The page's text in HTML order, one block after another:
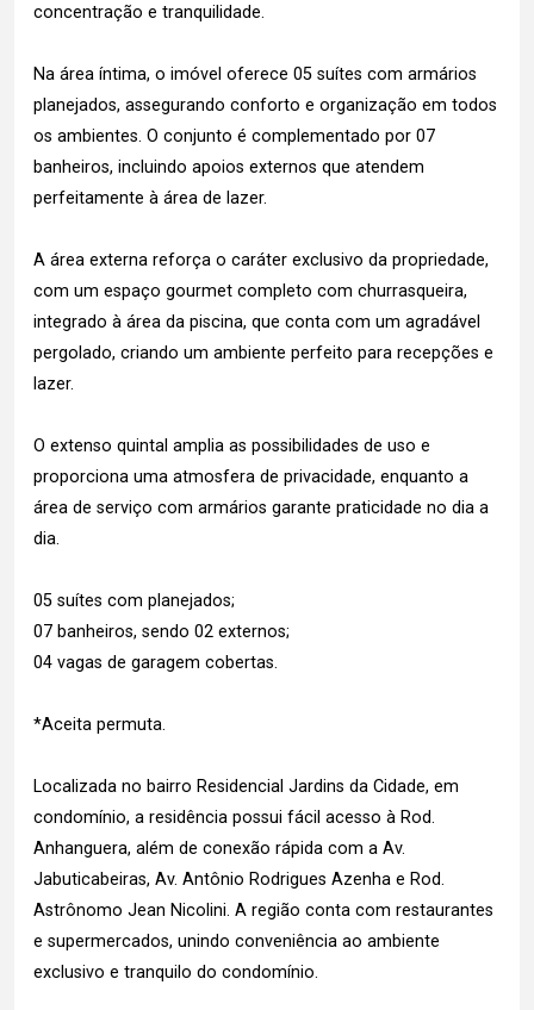
concentração e tranquilidade.
Na área íntima, o imóvel oferece 05 suítes com armários
planejados, assegurando conforto e organização em todos
os ambientes. O conjunto é complementado por 07
banheiros, incluindo apoios externos que atendem
perfeitamente à área de lazer.
A área externa reforça o caráter exclusivo da propriedade,
com um espaço gourmet completo com churrasqueira,
integrado à área da piscina, que conta com um agradável
pergolado, criando um ambiente perfeito para recepções e
lazer.
O extenso quintal amplia as possibilidades de uso e
proporciona uma atmosfera de privacidade, enquanto a
área de serviço com armários garante praticidade no dia a
dia.
05 suítes com planejados;
07 banheiros, sendo 02 externos;
04 vagas de garagem cobertas.
*Aceita permuta.
Localizada no bairro Residencial Jardins da Cidade, em
condomínio, a residência possui fácil acesso à Rod.
Anhanguera, além de conexão rápida com a Av.
Jabuticabeiras, Av. Antônio Rodrigues Azenha e Rod.
Astrônomo Jean Nicolini. A região conta com restaurantes
e supermercados, unindo conveniência ao ambiente
exclusivo e tranquilo do condomínio.